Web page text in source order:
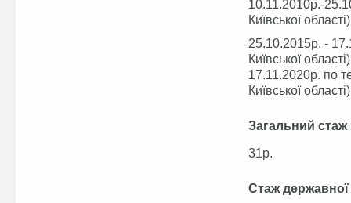
10.11.2010р.-
Київської
25.10.2015р. -
Київської
17.11.2020р. по
Київської
Загальний стаж
31р.
Стаж